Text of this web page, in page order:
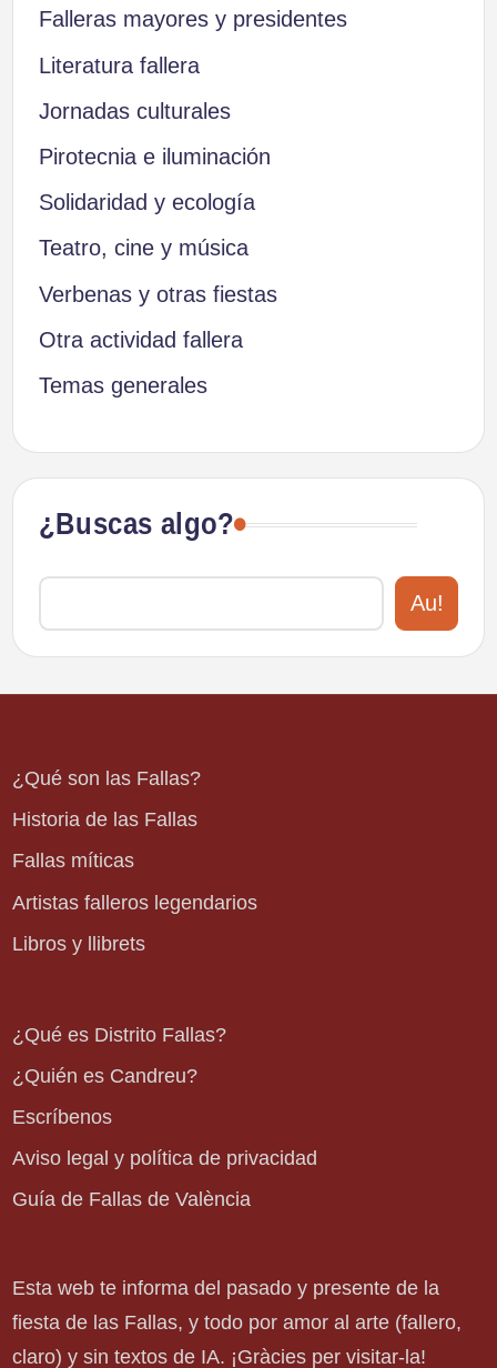
Falleras mayores y presidentes
Literatura fallera
Jornadas culturales
Pirotecnia e iluminación
Solidaridad y ecología
Teatro, cine y música
Verbenas y otras fiestas
Otra actividad fallera
Temas generales
¿Buscas algo?
Au!
¿Qué son las Fallas?
Historia de las Fallas
Fallas míticas
Artistas falleros legendarios
Libros y llibrets
¿Qué es Distrito Fallas?
¿Quién es Candreu?
Escríbenos
Aviso legal y política de privacidad
Guía de Fallas de València
Esta web te informa del pasado y presente de la
fiesta de las Fallas, y todo por amor al arte (fallero,
claro) y sin textos de IA. ¡Gràcies per visitar-la!